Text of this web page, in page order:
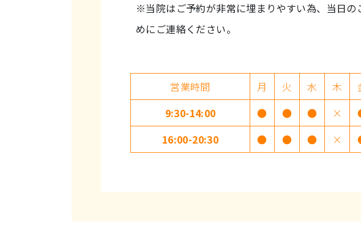
※当院はご予約が非常に埋まりやすい為、当日の
めにご連絡ください。
営業時間 月 火 水 木
9:30-14:00
● ● ● ×
16:00-20:30
● ● ● ×